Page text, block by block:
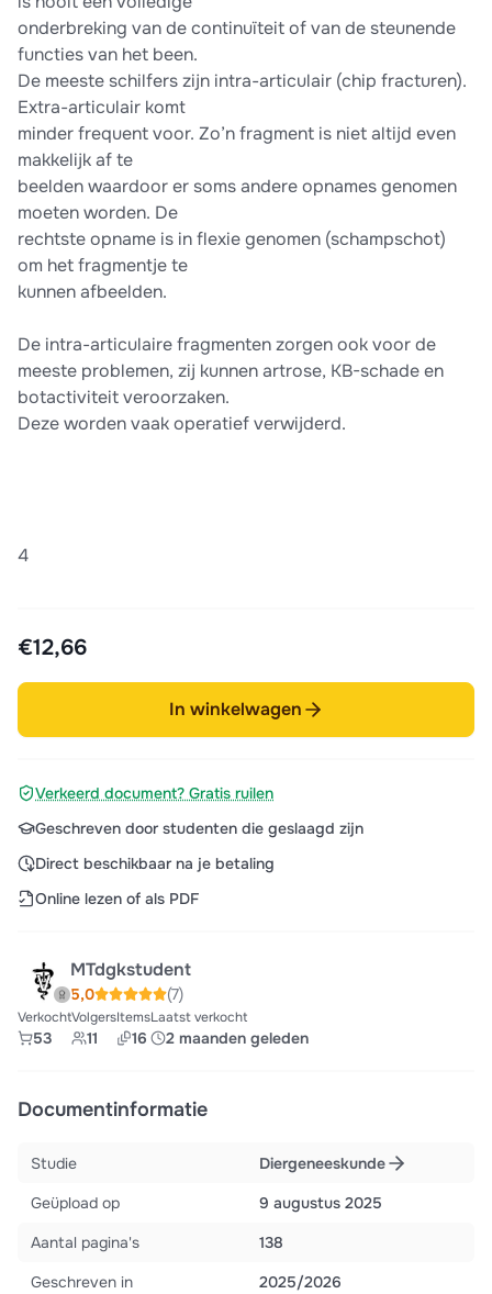
onderbreking van de continuïteit of van de steunende
functies van het been.
De meeste schilfers zijn intra-articulair (chip fracturen).
Extra-articulair komt
minder frequent voor. Zo’n fragment is niet altijd even
makkelijk af te
beelden waardoor er soms andere opnames genomen
moeten worden. De
rechtste opname is in flexie genomen (schampschot)
om het fragmentje te
kunnen afbeelden.
De intra-articulaire fragmenten zorgen ook voor de
meeste problemen, zij kunnen artrose, KB-schade en
botactiviteit veroorzaken.
Deze worden vaak operatief verwijderd.
4
€12,66
In winkelwagen
Verkeerd document? Gratis ruilen
Geschreven door studenten die geslaagd zijn
Direct beschikbaar na je betaling
Online lezen of als PDF
MTdgkstudent
5,0 (7)
Verkocht
53
Volgers
11
Items
16
Laatst verkocht
2 maanden geleden
Documentinformatie
Studie
Diergeneeskunde
Geüpload op
9 augustus 2025
Aantal pagina's
138
Geschreven in
2025/2026